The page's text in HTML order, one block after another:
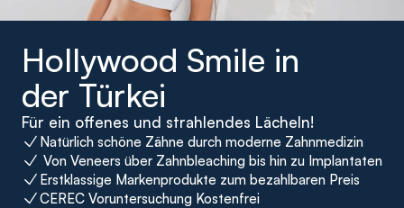
Hollywood Smile in
der Türkei
Für ein offenes und strahlendes Lächeln!
Natürlich schöne Zähne durch moderne Zahnmedizin
Von Veneers über Zahnbleaching bis hin zu Implantaten
Erstklassige Markenprodukte zum bezahlbaren Preis
CEREC Voruntersuchung Kostenfrei